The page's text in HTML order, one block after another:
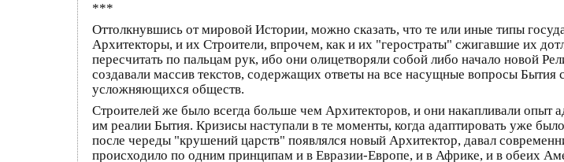
***
Оттолкнувшись от мировой Истории, можно сказать, что те или иные типы
Архитекторы, и их Строители, впрочем, как и их "геростраты" сжигавшие их
пересчитать по пальцам рук, ибо они олицетворяли собой либо начало новой
создавали массив текстов, содержащих ответы на все насущные вопросы Бытия
усложняющихся обществ.
Строителей же было всегда больше чем Архитекторов, и они накапливали
им реалии Бытия. Кризисы наступали в те моменты, когда адаптировать уже
после череды "крушений царств" появлялся новый Архитектор, давал
происходило по одним принципам и в Евразии-Европе, и в Африке, и в обеих